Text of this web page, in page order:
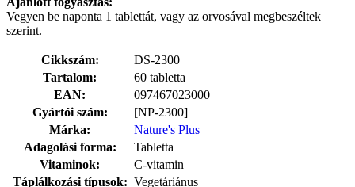
Vegyen be naponta 1 tablettát, vagy az orvosával megbeszéltek
szerint.
Cikkszám:
DS-2300
Tartalom:
60 tabletta
EAN:
097467023000
Gyártói szám:
[NP-2300]
Márka:
Nature's Plus
Adagolási forma:
Tabletta
Vitaminok:
C-vitamin
Táplálkozási típusok: Vegetáriánus